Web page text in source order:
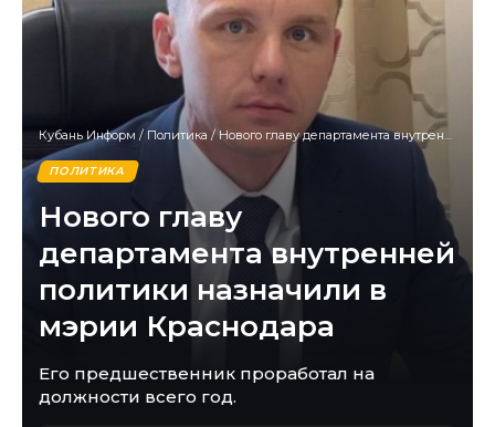
Кубань Информ / Политика / Нового главу департамента внутренней политики назначили в мэрии Краснодара
ПОЛИТИКА
Нового главу
департамента внутренней
политики назначили в
мэрии Краснодара
Его предшественник проработал на
должности всего год.